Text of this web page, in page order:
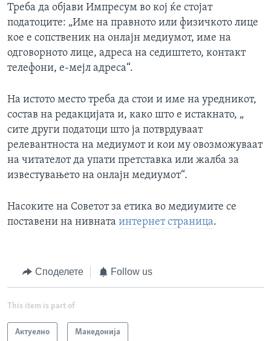
Треба да објави Импресум во кој ќе стојат
податоците: „Име на правното или физичкото лице
кое е сопственик на онлајн медиумот, име на
одговорното лице, адреса на седиштето, контакт
телефони, е-мејл адреса“.
На истото место треба да стои и име на уредникот,
состав на редакцијата и, како што е истакнато, „
сите други податоци што ја потврдуваат
релевантноста на медиумот и кои му овозможуваат
на читателот да упати претставка или жалба за
известувањето на онлајн медиумот“.
Насоките на Советот за етика во медиумите се
поставени на нивната интернет страница.
Споделете Follow us
This item is part of
Актуелно Македонија